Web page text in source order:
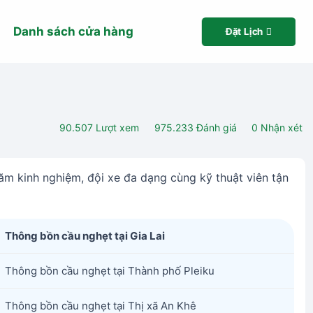
Danh sách cửa hàng Đặt Lịch
90.507 Lượt xem 975.233 Đánh giá 0 Nhận xét
kinh nghiệm, đội xe đa dạng cùng kỹ thuật viên tận
Thông bồn cầu nghẹt tại Gia Lai
Thông bồn cầu nghẹt tại Thành phố Pleiku
Thông bồn cầu nghẹt tại Thị xã An Khê